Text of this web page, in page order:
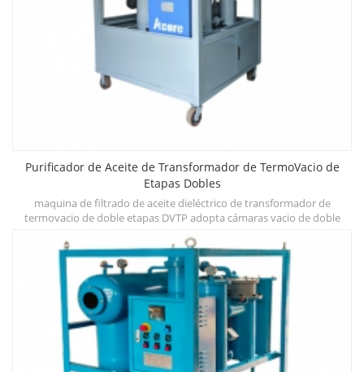
Purificador de Aceite de Transformador de TermoVacio de
Etapas Dobles
maquina de filtrado de aceite dieléctrico de transformador de
termovacio de doble etapas DVTP adopta cámaras vacio de doble
etapas,que pueden mejorar rápidamente la rigidez dielectrica,reducir
el contenido de agua,gas y partículas y otros contaminantes.